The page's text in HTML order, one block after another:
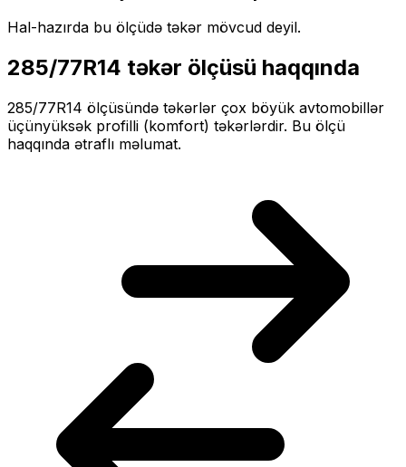
Hal-hazırda bu ölçüdə təkər mövcud deyil.
285/77R14 təkər ölçüsü haqqında
285/77R14 ölçüsündə təkərlər çox böyük avtomobillər
üçünyüksək profilli (komfort) təkərlərdir. Bu ölçü
haqqında ətraflı məlumat.